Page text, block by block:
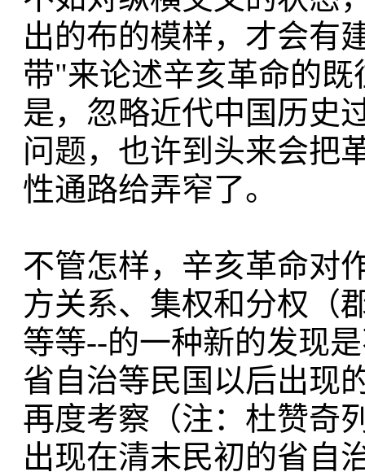
出的布的模样，才会有
带"来论述辛亥革命的
是，忽略近代中国历史
问题，也许到头来会把
性通路给弄窄了。
不管怎样，辛亥革命对
方关系、集权和分权（
等等--的一种新的发现
省自治等民国以后出现
再度考察（注：杜赞奇
出现在清末民初的省自